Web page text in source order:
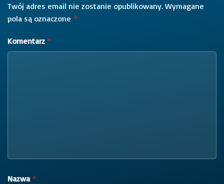
Twój adres email nie zostanie opublikowany. Wymagane
pola są oznaczone *
Komentarz *
Nazwa *